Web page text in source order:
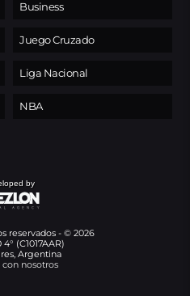
Business
Juego Cruzado
Liga Nacional
NBA
by
reservados - © 2026
(C1017AAR)
Argentina
nosotros